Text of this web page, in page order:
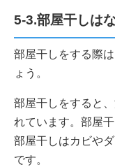
5-3.部屋干しは
部屋干しをする際
ょう。
部屋干しをすると
れています。部屋
部屋干しはカビや
です。